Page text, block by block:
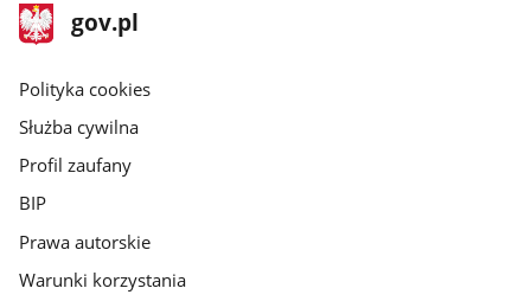
stopka
gov.pl
Strona
gov.pl
gov.pl
Polityka cookies
Służba cywilna
Profil zaufany
BIP
Prawa autorskie
Warunki korzystania